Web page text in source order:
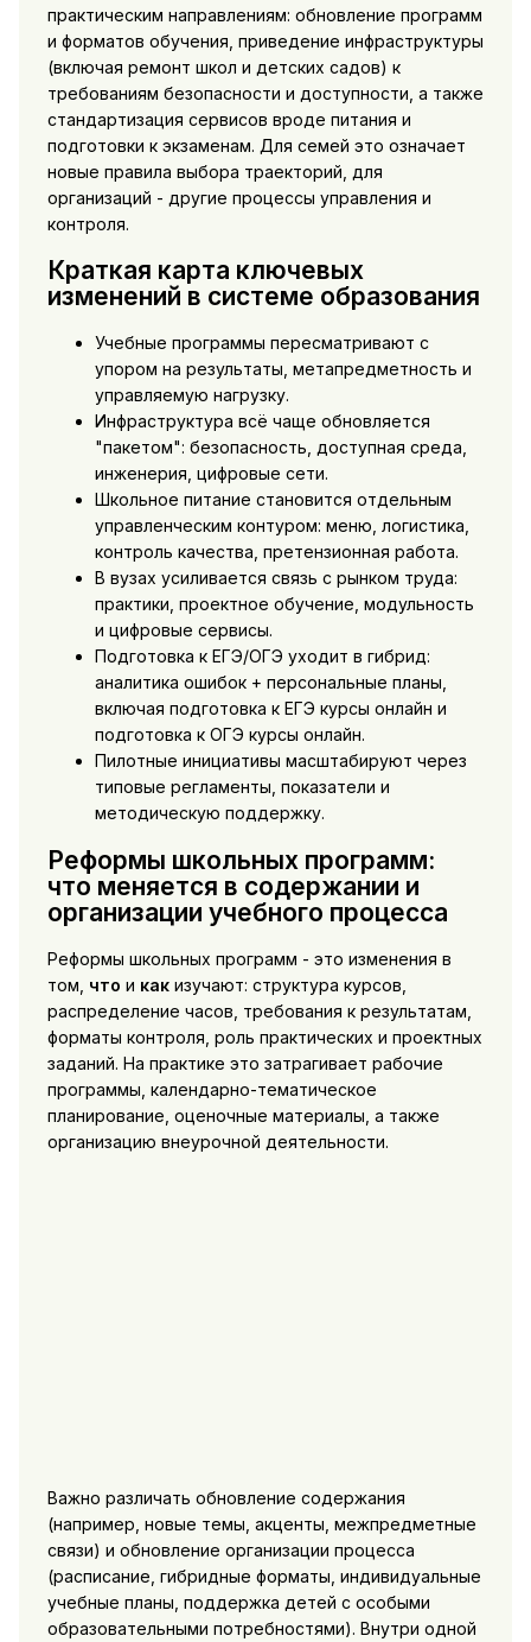
практическим направлениям: обновление программ
и форматов обучения, приведение инфраструктуры
(включая ремонт школ и детских садов) к
требованиям безопасности и доступности, а также
стандартизация сервисов вроде питания и
подготовки к экзаменам. Для семей это означает
новые правила выбора траекторий, для
организаций - другие процессы управления и
контроля.
Краткая карта ключевых
изменений в системе образования
Учебные программы пересматривают с
упором на результаты, метапредметность и
управляемую нагрузку.
Инфраструктура всё чаще обновляется
"пакетом": безопасность, доступная среда,
инженерия, цифровые сети.
Школьное питание становится отдельным
управленческим контуром: меню, логистика,
контроль качества, претензионная работа.
В вузах усиливается связь с рынком труда:
практики, проектное обучение, модульность
и цифровые сервисы.
Подготовка к ЕГЭ/ОГЭ уходит в гибрид:
аналитика ошибок + персональные планы,
включая подготовка к ЕГЭ курсы онлайн и
подготовка к ОГЭ курсы онлайн.
Пилотные инициативы масштабируют через
типовые регламенты, показатели и
методическую поддержку.
Реформы школьных программ:
что меняется в содержании и
организации учебного процесса
Реформы школьных программ - это изменения в
том, что и какизучают: структура курсов,
распределение часов, требования к результатам,
форматы контроля, роль практических и проектных
заданий. На практике это затрагивает рабочие
программы, календарно-тематическое
планирование, оценочные материалы, а также
организацию внеурочной деятельности.
Важно различать обновление содержания
(например, новые темы, акценты, межпредметные
связи) и обновление организации процесса
(расписание, гибридные форматы, индивидуальные
учебные планы, поддержка детей с особыми
образовательными потребностями). Внутри одной